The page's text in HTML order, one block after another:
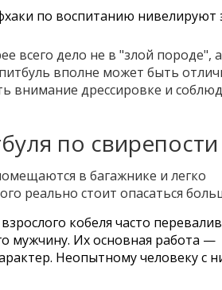
по воспитанию нивелируют
всего дело не в "злой породе",
вполне может быть
внимание дрессировке и
по свирепости
в багажнике и легко
реально стоит опасаться
кобеля часто
мужчину. Их основная работа —
Неопытному человеку с